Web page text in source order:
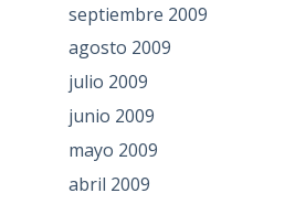
septiembre 2009
agosto 2009
julio 2009
junio 2009
mayo 2009
abril 2009